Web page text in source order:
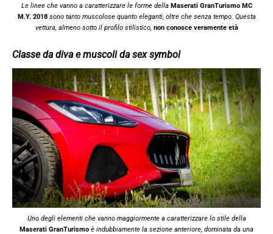
Le linee che vanno a caratterizzare le forme della Maserati GranTurismo MC
M.Y. 2018sono tanto muscolose quanto eleganti, oltre che senza tempo. Questa
vettura, almeno sotto il profilo stilistico, non conosce veramente età
Classe da diva e muscoli da sex symbol
Uno degli elementi che vanno maggiormente a caratterizzare lo stile della
Maserati GranTurismo è indubbiamente la sezione anteriore, dominata da una